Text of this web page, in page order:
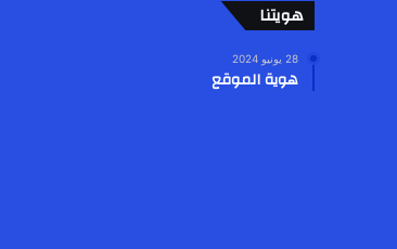
هويتنا
28 يونيو 2024
هوية الموقع